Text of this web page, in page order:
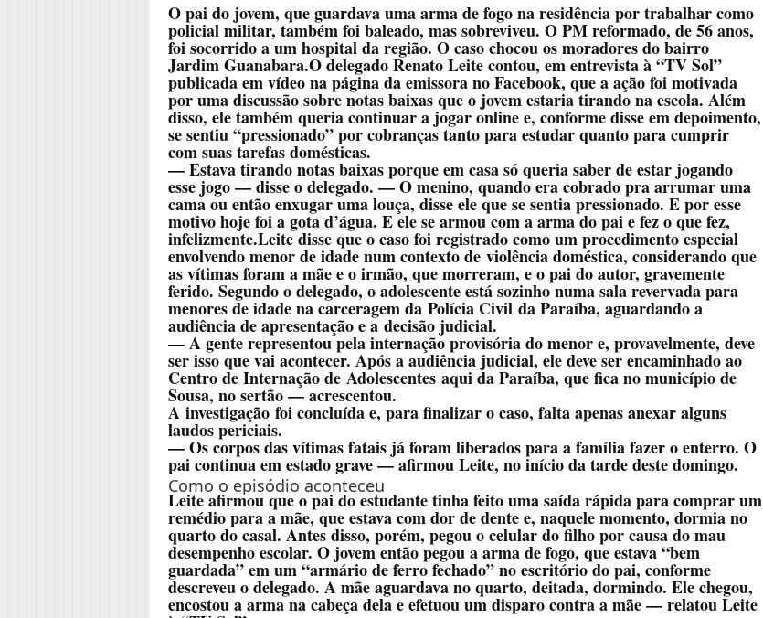
O pai do jovem, que guardava uma arma de fogo na residência por trabalhar como
policial militar, também foi baleado, mas sobreviveu. O PM reformado, de 56 anos,
foi socorrido a um hospital da região. O caso chocou os moradores do bairro
Jardim Guanabara.O delegado Renato Leite contou, em entrevista à “TV Sol”
publicada em vídeo na página da emissora no Facebook, que a ação foi motivada
por uma discussão sobre notas baixas que o jovem estaria tirando na escola. Além
disso, ele também queria continuar a jogar online e, conforme disse em depoimento,
se sentiu “pressionado” por cobranças tanto para estudar quanto para cumprir
com suas tarefas domésticas.
— Estava tirando notas baixas porque em casa só queria saber de estar jogando
esse jogo — disse o delegado. — O menino, quando era cobrado pra arrumar uma
cama ou então enxugar uma louça, disse ele que se sentia pressionado. E por esse
motivo hoje foi a gota d’água. E ele se armou com a arma do pai e fez o que fez,
infelizmente.Leite disse que o caso foi registrado como um procedimento especial
envolvendo menor de idade num contexto de violência doméstica, considerando que
as vítimas foram a mãe e o irmão, que morreram, e o pai do autor, gravemente
ferido. Segundo o delegado, o adolescente está sozinho numa sala revervada para
menores de idade na carceragem da Polícia Civil da Paraíba, aguardando a
audiência de apresentação e a decisão judicial.
— A gente representou pela internação provisória do menor e, provavelmente, deve
ser isso que vai acontecer. Após a audiência judicial, ele deve ser encaminhado ao
Centro de Internação de Adolescentes aqui da Paraíba, que fica no município de
Sousa, no sertão — acrescentou.
A investigação foi concluída e, para finalizar o caso, falta apenas anexar alguns
laudos periciais.
— Os corpos das vítimas fatais já foram liberados para a família fazer o enterro. O
pai continua em estado grave — afirmou Leite, no início da tarde deste domingo.
Como o episódio aconteceu
Leite afirmou que o pai do estudante tinha feito uma saída rápida para comprar um
remédio para a mãe, que estava com dor de dente e, naquele momento, dormia no
quarto do casal. Antes disso, porém, pegou o celular do filho por causa do mau
desempenho escolar. O jovem então pegou a arma de fogo, que estava “bem
guardada” em um “armário de ferro fechado” no escritório do pai, conforme
descreveu o delegado. A mãe aguardava no quarto, deitada, dormindo. Ele chegou,
encostou a arma na cabeça dela e efetuou um disparo contra a mãe — relatou Leite